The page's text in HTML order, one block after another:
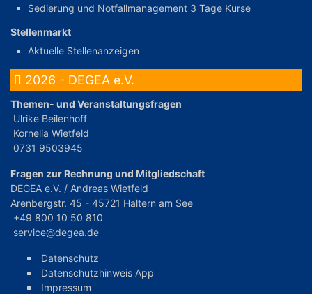
Sedierung und Notfallmanagement 3 Tage Kurse
Stellenmarkt
Aktuelle Stellenanzeigen
2026 - DEGEA e.V.
Themen- und Veranstaltungsfragen
Ulrike Beilenhoff
Kornelia Wietfeld
0731 9503945
Fragen zur Rechnung und Mitgliedschaft
DEGEA e.V. / Andreas Wietfeld
Arenbergstr. 45 - 45721 Haltern am See
+49 800 10 50 810
service@degea.de
Datenschutz
Datenschutzhinweis App
Impressum